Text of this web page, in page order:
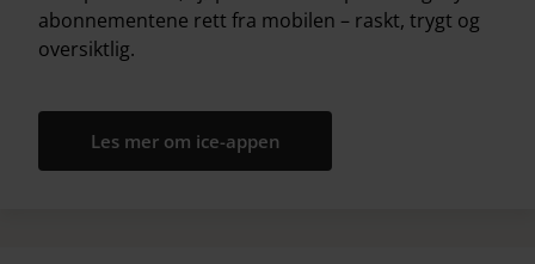
abonnementene rett fra mobilen – raskt, trygt og
oversiktlig.
Les mer om ice-appen